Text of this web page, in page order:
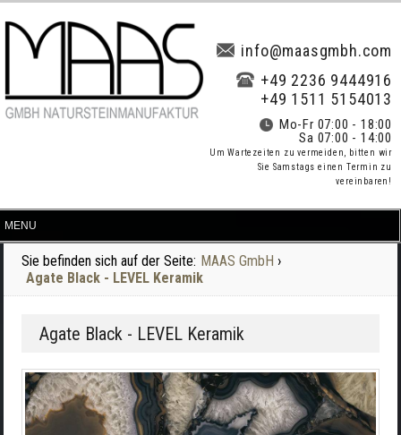
info@maasgmbh.com
+49 2236 9444916
+49 1511 5154013
Mo-Fr 07:00 - 18:00
Sa 07:00 - 14:00
Um Wartezeiten zu vermeiden, bitten wir
Sie Samstags einen Termin zu
vereinbaren!
Sie befinden sich auf der Seite: MAAS GmbH ›
Agate Black - LEVEL Keramik
Agate Black - LEVEL Keramik